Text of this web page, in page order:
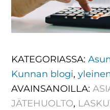
KATEGORIASSA:
Kunnan blogi,
AVAINSANOILLA:
JÄTEHUOLTO,